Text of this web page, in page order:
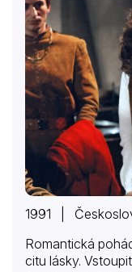
1991 |
Romantická
citu lásky.